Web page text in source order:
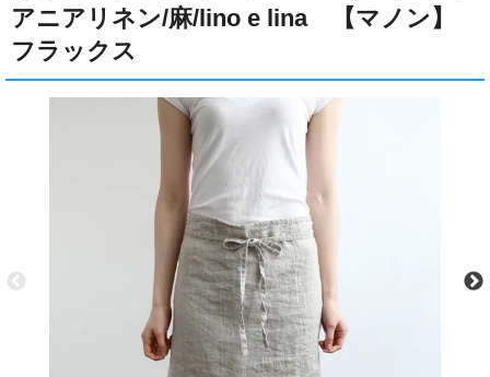
アニアリネン/麻/lino e lina 【マノン】
フラックス